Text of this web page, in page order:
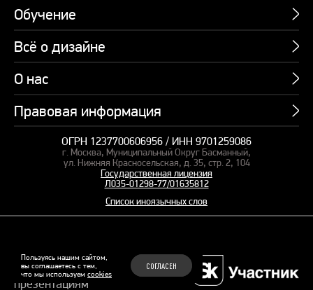
Пользуясь нашим сайтом,
вы соглашаетесь с тем,
что мы используем cookies
СОГЛАСЕН
Обучение
Курсы
Пакетные предложения
Профессии
Подарочные сертификаты
Корпоративное обучение
Курсы для сотрудников
Пакетные предложения
Всё о дизайне
Учебник по презентациям
Банк слайдов
Вебинары
Студия дизайна
Заказать презентацию
О нас
Об академии
СМИ о нас
Правовая информация
Карта сайта
Оферта и лицензия
Политика конфиденциальности
Рекомендательные технологии
Файлы Cookie
ОГРН 1237700606956 / ИНН 9701259086
г. Москва, Муниципальный Округ Басманный,
ул. Нижняя Красносельская, д. 35, стр. 2, 104
Государственная лицензия
Л035-01298-77/01635812
Список иноязычных слов
© 2015–2026 Бонни и Слайд
Обучающие курсы по
презентациям